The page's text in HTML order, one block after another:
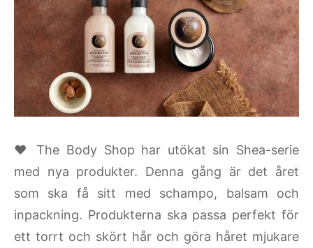
♥ The Body Shop har utökat sin Shea-serie
med nya produkter. Denna gång är det året
som ska få sitt med schampo, balsam och
inpackning. Produkterna ska passa perfekt för
ett torrt och skört hår och göra håret mjukare